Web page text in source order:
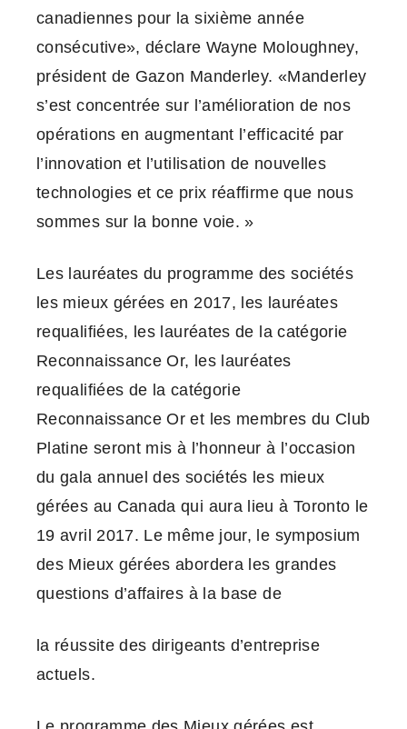
canadiennes pour la sixième année
consécutive», déclare Wayne Moloughney,
président de Gazon Manderley. «Manderley
s’est concentrée sur l’amélioration de nos
opérations en augmentant l’efficacité par
l’innovation et l’utilisation de nouvelles
technologies et ce prix réaffirme que nous
sommes sur la bonne voie. »
Les lauréates du programme des sociétés
les mieux gérées en 2017, les lauréates
requalifiées, les lauréates de la catégorie
Reconnaissance Or, les lauréates
requalifiées de la catégorie
Reconnaissance Or et les membres du Club
Platine seront mis à l’honneur à l’occasion
du gala annuel des sociétés les mieux
gérées au Canada qui aura lieu à Toronto le
19 avril 2017. Le même jour, le symposium
des Mieux gérées abordera les grandes
questions d’affaires à la base de
la réussite des dirigeants d’entreprise
actuels.